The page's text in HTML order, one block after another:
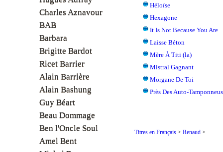
Héloïse
Hexagone
It Is Not Because You Are
Laisse Béton
Mère À Titi (la)
Mistral Gagnant
Morgane De Toi
Près Des Auto-
Titres en Français > Renaud >
Charles Aznavour
BAB
Barbara
Brigitte Bardot
Ricet Barrier
Alain Barrière
Alain Bashung
Guy Béart
Beau Dommage
Ben l'Oncle Soul
Amel Bent